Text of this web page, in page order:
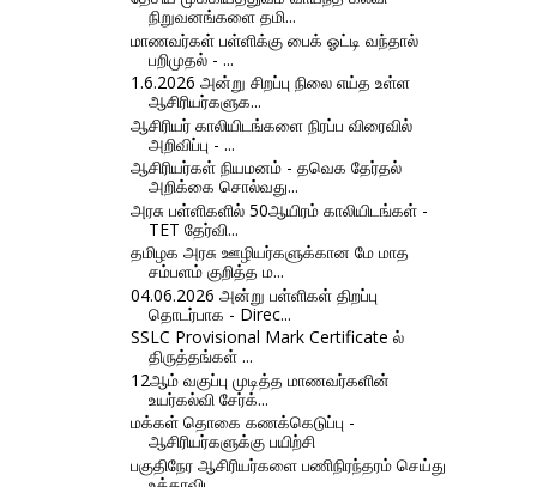
நிறுவனங்களை தமி...
மாணவர்கள் பள்ளிக்கு பைக் ஓட்டி வந்தால்
பறிமுதல் - ...
1.6.2026 அன்று சிறப்பு நிலை எய்த உள்ள
ஆசிரியர்களுக...
ஆசிரியர் காலியிடங்களை நிரப்ப விரைவில்
அறிவிப்பு - ...
ஆசிரியர்கள் நியமனம் - தவெக தேர்தல்
அறிக்கை சொல்வது...
அரசு பள்ளிகளில் 50ஆயிரம் காலியிடங்கள் -
TET தேர்வி...
தமிழக அரசு ஊழியர்களுக்கான மே மாத
சம்பளம் குறித்த ம...
04.06.2026 அன்று பள்ளிகள் திறப்பு
தொடர்பாக - Direc...
SSLC Provisional Mark Certificate ல்
திருத்தங்கள் ...
12ஆம் வகுப்பு முடித்த மாணவர்களின்
உயர்கல்வி சேர்க்...
மக்கள் தொகை கணக்கெடுப்பு -
ஆசிரியர்களுக்கு பயிற்சி
பகுதிநேர ஆசிரியர்களை பணிநிரந்தரம் செய்து